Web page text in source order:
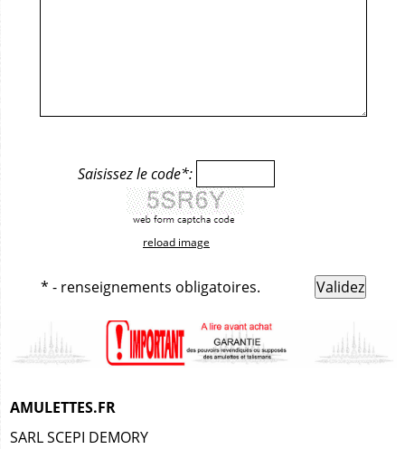
Saisissez le code*:
reload image
* - renseignements obligatoires.
AMULETTES.FR
SARL SCEPI DEMORY